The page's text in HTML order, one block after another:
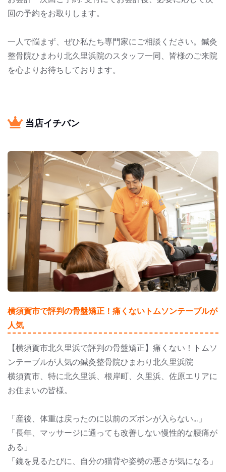
回の予約をお取りします。
一人で悩まず、ぜひ私たち専門家にご相談ください。鍼灸
整骨院ひまわり北久里浜院のスタッフ一同、皆様のご来院
を心よりお待ちしております。
当店イチバン
横須賀市で評判の骨盤矯正！痛くないトムソンテーブルが
人気
【横須賀市北久里浜で評判の骨盤矯正】痛くない！トムソ
ンテーブルが人気の鍼灸整骨院ひまわり北久里浜院
横須賀市、特に北久里浜、根岸町、久里浜、佐原エリアに
お住まいの皆様。
「産後、体重は戻ったのに以前のズボンが入らない…」
「長年、マッサージに通っても改善しない慢性的な腰痛が
ある」
「鏡を見るたびに、自分の猫背や姿勢の悪さが気になる」